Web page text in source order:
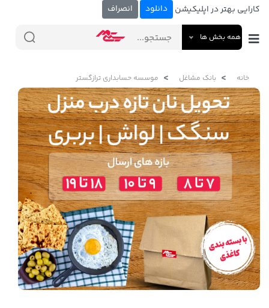
کارایی بهتر در اپلیکیشن دانلود انصراف
همه بخش ها
خانه بانک مشاغل موسسه حسابداری ترازگستر